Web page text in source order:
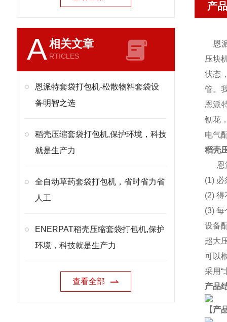
A相关文章
RTICLES
恩派特套袋打包机-松散物料套袋设
备明智之选
稻壳压缩套袋打包机,保护环境，科技
就是生产力
全自动草药套袋打包机，省时省力省
人工
ENERPAT稻壳压缩套袋打包机,保护
环境，科技就是生产力
查看全部
产
恩
压块
状态
管。
恩派
刨花
电气
稻壳
恩
(1)
(2)
(3)
设备
超大
可以
采用“
产品
【产